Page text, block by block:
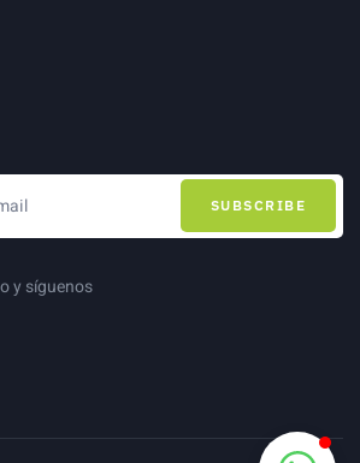
SUBSCRIBE
y síguenos